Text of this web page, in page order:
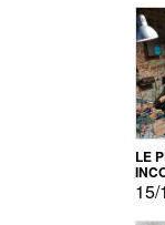
LE